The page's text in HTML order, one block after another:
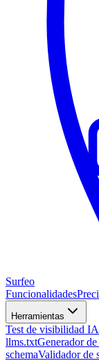
Surfeo
Funcionalidades
Herramientas
Test de visibilidad IA
llms.txtGenerador
schemaValidador de